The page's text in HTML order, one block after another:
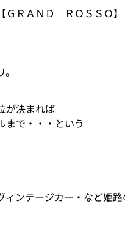
ＲＡＮＤ ＲＯＳＳＯ】
が決まれば
まで・・・という
ィンテージカー・など姫